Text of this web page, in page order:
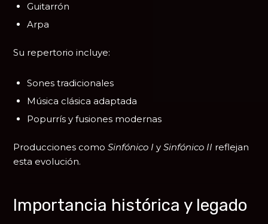
Guitarrón
Arpa
Su repertorio incluye:
Sones tradicionales
Música clásica adaptada
Popurrís y fusiones modernas
Producciones comoSinfónico I ySinfónico II reflejan
esta evolución.
Importancia histórica y legado